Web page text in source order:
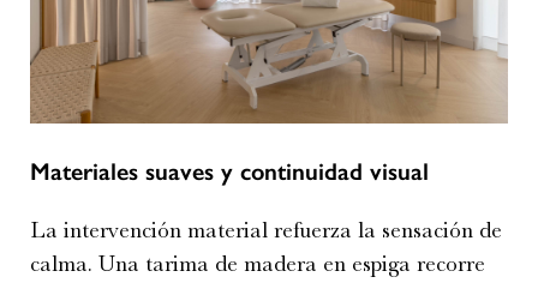
Materiales suaves y continuidad visual
La intervención material refuerza la sensación de
calma. Una tarima de madera en espiga recorre